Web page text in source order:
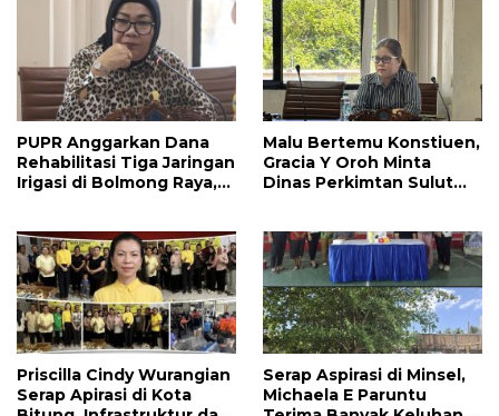
PUPR Anggarkan Dana
Rehabilitasi Tiga Jaringan
Irigasi di Bolmong Raya,
Malu Bertemu Konstiuen,
Gracia Y Oroh Minta
Dinas Perkimtan Sulut
Jalan di Tandengan I
Priscilla Cindy Wurangian
Serap Apirasi di Kota
Serap Aspirasi di Minsel,
Michaela E Paruntu